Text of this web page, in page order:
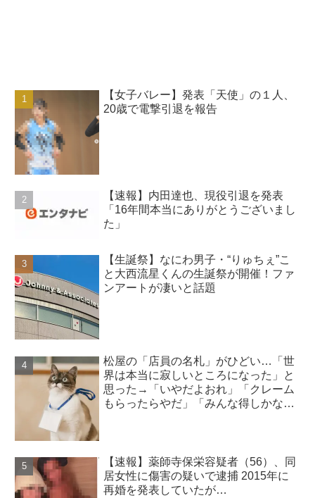
【女子バレー】発表「天使」の１人、
20歳で電撃引退を報告
【速報】内田達也、現役引退を発表
「16年間本当にありがとうございまし
た」
【生誕祭】なにわ男子・“りゅちぇ”こ
と大西流星くんの生誕祭が開催！ファ
ンアートが凄いと話題
松屋の「店員の名札」がひどい…「世
界は本当に寂しいところになった」と
思った→「いやだよおれ」「クレーム
もらったらやだ」「みんな得しかな
【速報】薬師寺保栄容疑者（56）、同
居女性に傷害の疑いで逮捕 2015年に
再婚を発表していたが…